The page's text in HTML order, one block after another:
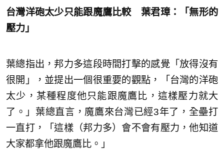
台灣洋砲太少只能跟魔鷹比較 葉君璋：「無形的
壓力」
葉總指出，邦力多這段時間打擊的感覺「放得沒有
很開」，並提出一個很重要的觀點，「台灣的洋砲
太少，某種程度他只能跟魔鷹比，這樣壓力就大
了。」葉總直言，魔鷹來台灣已經3年了，全壘打
一直打，「這樣（邦力多）會不會有壓力，他知道
大家都拿他跟魔鷹比。」